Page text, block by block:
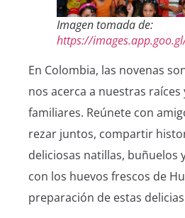
Imagen tomada de:
https://
En Colombia, las novenas
nos acerca a nuestras
familiares. Reúnete con
rezar juntos, compartir
deliciosas natillas, buñuelos
con los huevos frescos de
preparación de estas